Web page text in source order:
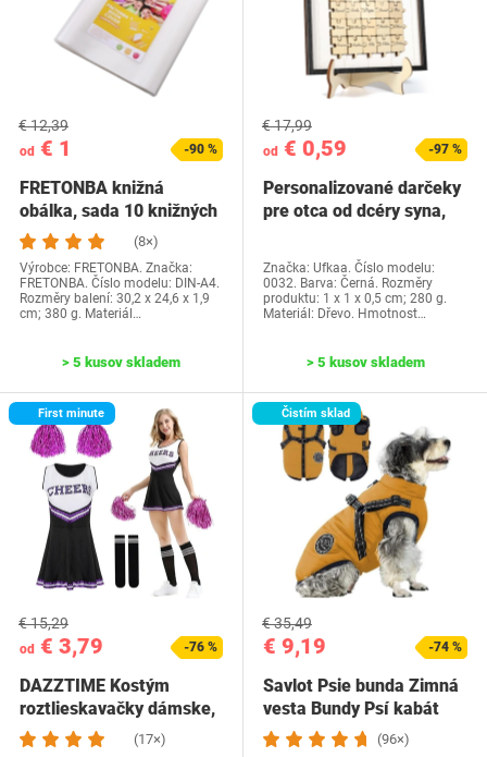
od € 1
€ 12,39
-90 %
FRETONBA knižná
obálka, sada 10 knižných
dosiek, priehľadné…
(8×)
Výrobce: FRETONBA. Značka:
FRETONBA. Číslo modelu: DIN-A4.
Rozměry balení: 30,2 x 24,6 x 1,9
cm; 380 g. Materiál…
> 5 kusov skladem
od € 0,59
€ 17,99
-97 %
Personalizované darčeky
pre otca od dcéry syna,
Značka: Ufkaa. Číslo modelu:
0032. Barva: Černá. Rozměry
produktu: 1 x 1 x 0,5 cm; 280 g.
Materiál: Dřevo. Hmotnost…
> 5 kusov skladem
First minute
od € 3,79
€ 15,29
-76 %
DAZZTIME Kostým
roztlieskavačky dámske,
kostým…
(17×)
Čistím sklad
€ 9,19
€ 35,49
-74 %
Savlot Psie bunda Zimná
vesta Bundy Psí kabát
Psí sveter…
(96×)